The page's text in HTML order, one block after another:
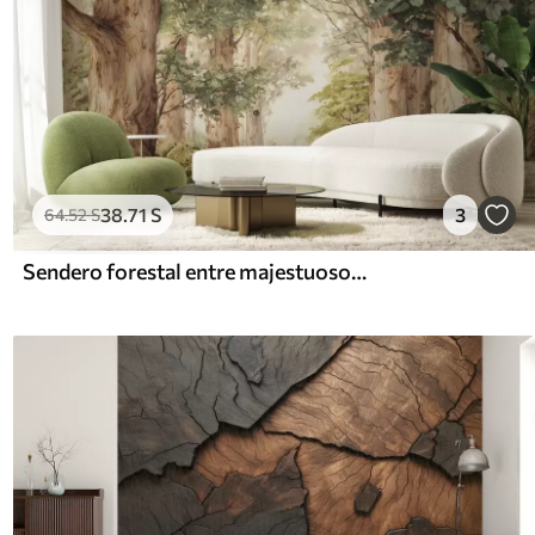
64.52S38.71S 3
Sendero forestal entre majestuosos árboles en estilo acuarela